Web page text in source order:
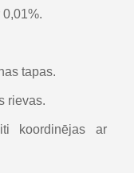
tapas.
rievas.
koordinējas ar